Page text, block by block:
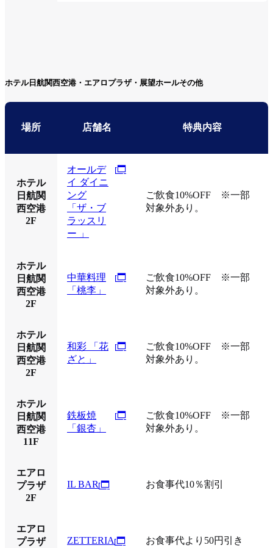
ホテル日航関西空港・エアロプラザ・展望ホールその他
場所 店舗名 特典内容
ホテル
日航関
西空港
2F
オールデ
イ ダイニ
ング
「ザ・ブ
ラッスリ
ー 」
ご飲食10%OFF ※一部
対象外あり。
ホテル
日航関
西空港
2F
中華料理
「桃李」
ご飲食10%OFF ※一部
対象外あり。
ホテル
日航関
西空港
2F
和彩 「花
ざと」
ご飲食10%OFF ※一部
対象外あり。
ホテル
日航関
西空港
11F
鉄板焼
「銀杏」
ご飲食10%OFF ※一部
対象外あり。
エアロ
プラザ
2F
IL BAR お食事代10％割引
エアロ
プラザ
ZETTERIA お食事代より50円引き